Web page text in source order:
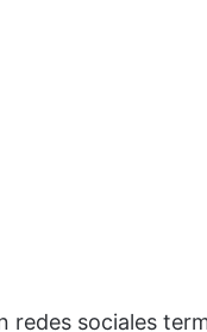
redes sociales